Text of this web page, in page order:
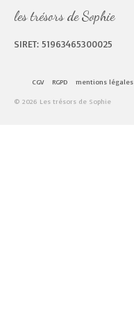
les trésors de Sophie
SIRET: 51963465300025
CGV RGPD mentions légales
© 2026 Les trésors de Sophie